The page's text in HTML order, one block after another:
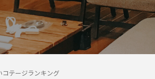
テージランキング